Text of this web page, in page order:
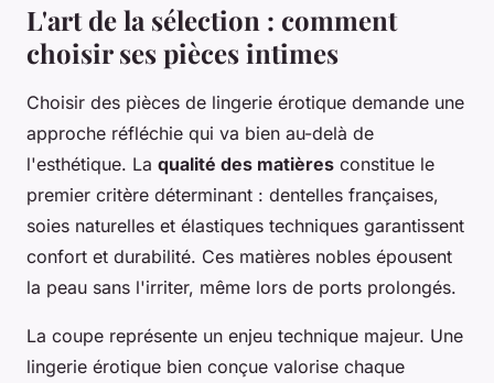
L'art de la sélection : comment
choisir ses pièces intimes
Choisir des pièces de lingerie érotique demande une
approche réfléchie qui va bien au-delà de
l'esthétique. La qualité des matières constitue le
premier critère déterminant : dentelles françaises,
soies naturelles et élastiques techniques garantissent
confort et durabilité. Ces matières nobles épousent
la peau sans l'irriter, même lors de ports prolongés.
La coupe représente un enjeu technique majeur. Une
lingerie érotique bien conçue valorise chaque